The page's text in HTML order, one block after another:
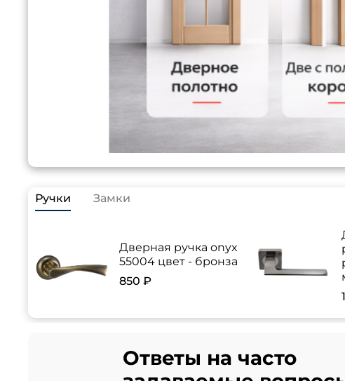
Ручки Замки
Дверная ручка onyx
55004 цвет - бронза
850 ₽
Ответы на часто